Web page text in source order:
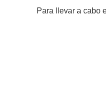
Para llevar a cabo